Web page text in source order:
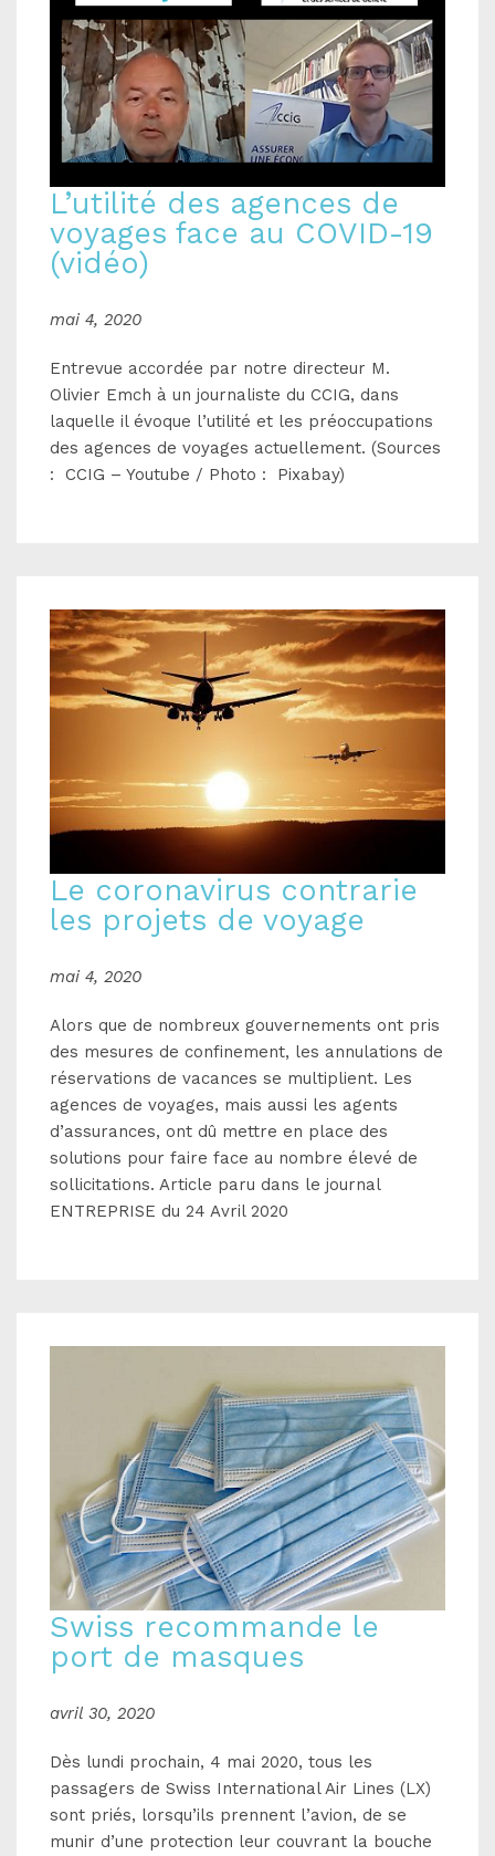
L’utilité des agences de
voyages face au COVID-19
(vidéo)
mai 4, 2020
Entrevue accordée par notre directeur M.
Olivier Emch à un journaliste du CCIG, dans
laquelle il évoque l’utilité et les préoccupations
des agences de voyages actuellement. (Sources
: CCIG – Youtube / Photo : Pixabay)
Le coronavirus contrarie
les projets de voyage
mai 4, 2020
Alors que de nombreux gouvernements ont pris
des mesures de confinement, les annulations de
réservations de vacances se multiplient. Les
agences de voyages, mais aussi les agents
d’assurances, ont dû mettre en place des
solutions pour faire face au nombre élevé de
sollicitations. Article paru dans le journal
ENTREPRISE du 24 Avril 2020
Swiss recommande le
port de masques
avril 30, 2020
Dès lundi prochain, 4 mai 2020, tous les
passagers de Swiss International Air Lines (LX)
sont priés, lorsqu’ils prennent l’avion, de se
munir d’une protection leur couvrant la bouche